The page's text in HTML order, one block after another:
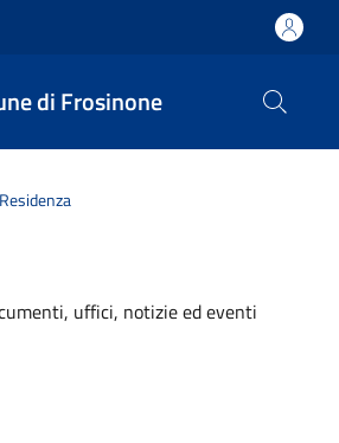
di Frosinone
Residenza
uffici, notizie ed eventi